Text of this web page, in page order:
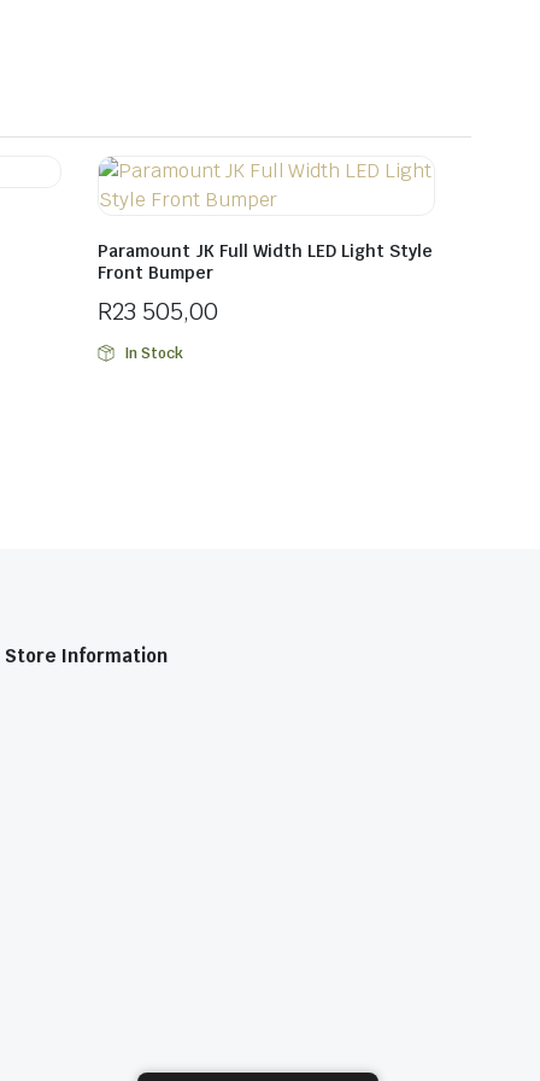
Paramount JK Full Width LED Light Style
Front Bumper
R23 505,00
In Stock
Store Information